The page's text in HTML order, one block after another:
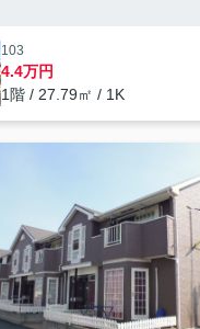
103
4.4万円
1階 / 27.79㎡ / 1K